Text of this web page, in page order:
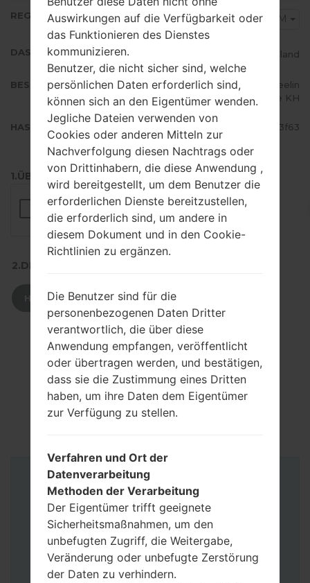
REGION CAM
DAS LAND Thailand
BESCHREIBUNG
Cellcard, Smart, qb, Metfone, Beelin
e KH
HASH dbedb2a336f25823875d014af673f63
1.ÜBERPRÜFEN SIE AUF RECAPTCHA
2.DRÜCKEN SIE ZUM HERUNTERLADEN
HERUNTERLADEN
Anleitung
Auswirkungen auf die Verfügbarkeit oder
das Funktionieren des Dienstes
kommunizieren.
Benutzer, die nicht sicher sind, welche
persönlichen Daten erforderlich sind,
können sich an den Eigentümer wenden.
Jegliche Dateien verwenden von
Cookies oder anderen Mitteln zur
Nachverfolgung diesen Nachtrags oder
von Drittinhabern, die diese Anwendung ,
wird bereitgestellt, um dem Benutzer die
erforderlichen Dienste bereitzustellen,
die erforderlich sind, um andere in
diesem Dokument und in den Cookie-
Richtlinien zu ergänzen.
Die Benutzer sind für die
personenbezogenen Daten Dritter
verantwortlich, die über diese
Anwendung empfangen, veröffentlicht
oder übertragen werden, und bestätigen,
dass sie die Zustimmung eines Dritten
haben, um ihre Daten dem Eigentümer
zur Verfügung zu stellen.
Verfahren und Ort der
Datenverarbeitung
Methoden der Verarbeitung
Der Eigentümer trifft geeignete
Sicherheitsmaßnahmen, um den
unbefugten Zugriff, die Weitergabe,
Veränderung oder unbefugte Zerstörung
der Daten zu verhindern.